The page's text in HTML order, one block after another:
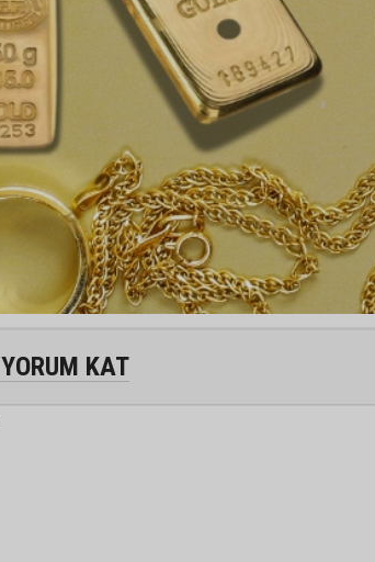
YORUM KAT